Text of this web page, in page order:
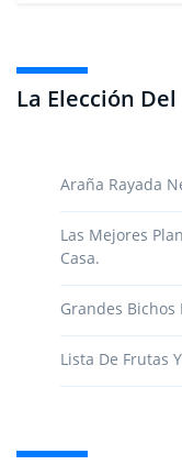
La Elección
Araña Rayada
Las Mejores
Casa.
Grandes Bichos
Lista De Frutas